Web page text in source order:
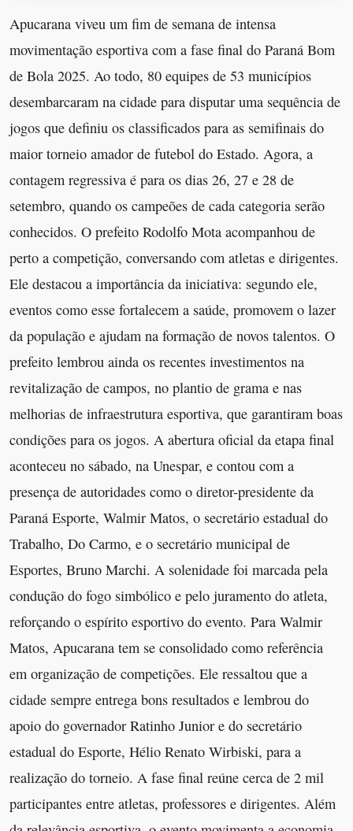
Apucarana viveu um fim de semana de intensa
movimentação esportiva com a fase final do Paraná Bom
de Bola 2025. Ao todo, 80 equipes de 53 municípios
desembarcaram na cidade para disputar uma sequência de
jogos que definiu os classificados para as semifinais do
maior torneio amador de futebol do Estado. Agora, a
contagem regressiva é para os dias 26, 27 e 28 de
setembro, quando os campeões de cada categoria serão
conhecidos. O prefeito Rodolfo Mota acompanhou de
perto a competição, conversando com atletas e dirigentes.
Ele destacou a importância da iniciativa: segundo ele,
eventos como esse fortalecem a saúde, promovem o lazer
da população e ajudam na formação de novos talentos. O
prefeito lembrou ainda os recentes investimentos na
revitalização de campos, no plantio de grama e nas
melhorias de infraestrutura esportiva, que garantiram boas
condições para os jogos. A abertura oficial da etapa final
aconteceu no sábado, na Unespar, e contou com a
presença de autoridades como o diretor-presidente da
Paraná Esporte, Walmir Matos, o secretário estadual do
Trabalho, Do Carmo, e o secretário municipal de
Esportes, Bruno Marchi. A solenidade foi marcada pela
condução do fogo simbólico e pelo juramento do atleta,
reforçando o espírito esportivo do evento. Para Walmir
Matos, Apucarana tem se consolidado como referência
em organização de competições. Ele ressaltou que a
cidade sempre entrega bons resultados e lembrou do
apoio do governador Ratinho Junior e do secretário
estadual do Esporte, Hélio Renato Wirbiski, para a
realização do torneio. A fase final reúne cerca de 2 mil
participantes entre atletas, professores e dirigentes. Além